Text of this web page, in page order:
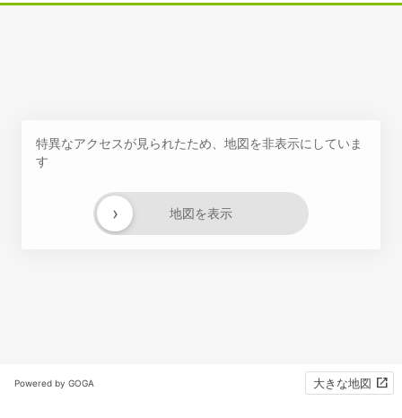
特異なアクセスが見られたため、地図を非表示にしていま
す
地図を表示
›
Powered by GOGA 大きな地図